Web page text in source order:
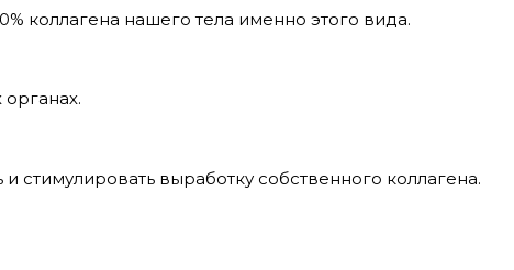
коллагена нашего тела именно этого вида.
выработку собственного коллагена.